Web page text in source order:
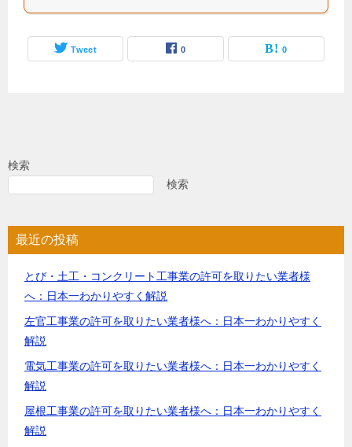
Tweet 0 0
検索
検索
最近の投稿
とび・土工・コンクリート工事業の許可を取りたい業者様
へ：日本一わかりやすく解説
左官工事業の許可を取りたい業者様へ：日本一わかりやすく
解説
電気工事業の許可を取りたい業者様へ：日本一わかりやすく
解説
屋根工事業の許可を取りたい業者様へ：日本一わかりやすく
解説